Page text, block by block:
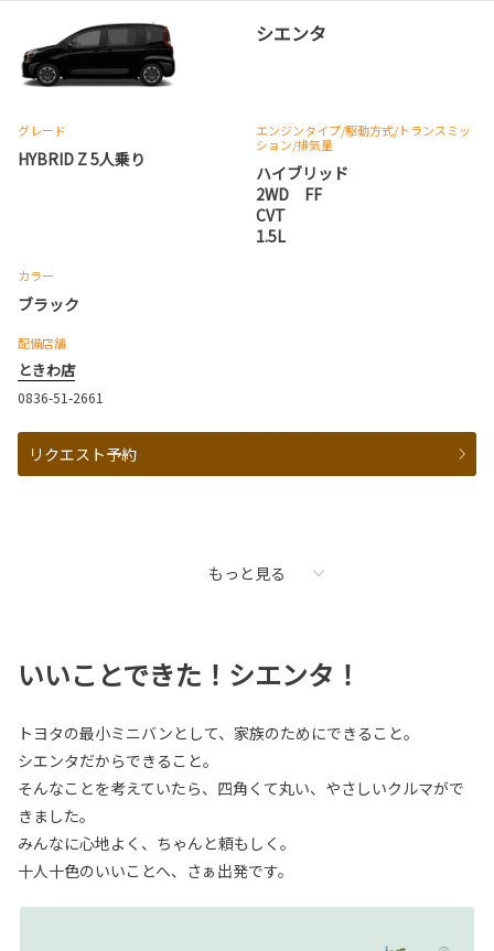
シエンタ
グレード
HYBRID Z 5人乗り
エンジンタイプ/駆動方式/トランスミッ
ション/排気量
ハイブリッド
2WD FF
CVT
1.5L
カラー
ブラック
配備店舗
ときわ店
0836-51-2661
リクエスト予約
もっと見る
いいことできた！シエンタ！
トヨタの最小ミニバンとして、家族のためにできること。
シエンタだからできること。
そんなことを考えていたら、四角くて丸い、やさしいクルマがで
きました。
みんなに心地よく、ちゃんと頼もしく。
十人十色のいいことへ、さぁ出発です。